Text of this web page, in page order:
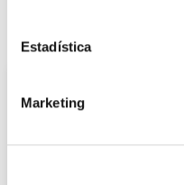
Estadística
Marketing